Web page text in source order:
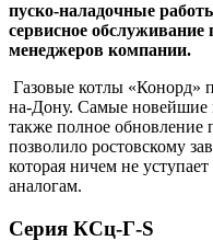
пуско-наладочные
сервисное обслуживание
менеджеров компании.
Газовые котлы «Конорд»
на-Дону. Самые новейшие
также полное обновление
позволило ростовскому
которая ничем не
аналогам.
Серия КСц-Г-S